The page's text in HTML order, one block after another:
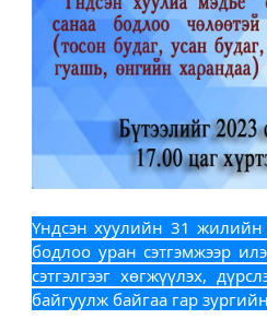
Үндсэн хуулийн 31 жилийн
бодлоо уран сэтгэмжээр
сэтгэлгээг хөгжүүлэх,
байгуулж байгаа гар